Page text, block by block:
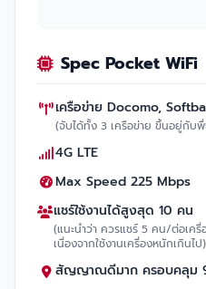
Spec Pocket WiFi
เครือข่าย Docomo,
(จับได้ทั้ง 3 เครือข่าย ขึ้นอยู่กับ
4G LTE
Max Speed 225 Mbps
แชร์ใช้งานได้สูงสุด 10 คน
(แนะนำว่า ควรแชร์ 5 คน/ต่อเครื่
เนื่องจากใช้งานเครื่องหนักเกินไป)
สัญญาณดีมาก ครอบคลุม